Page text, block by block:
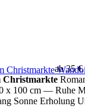
ab 35 €
Christmarkte
x 100 cm — Ruhe
Sonne Erholung